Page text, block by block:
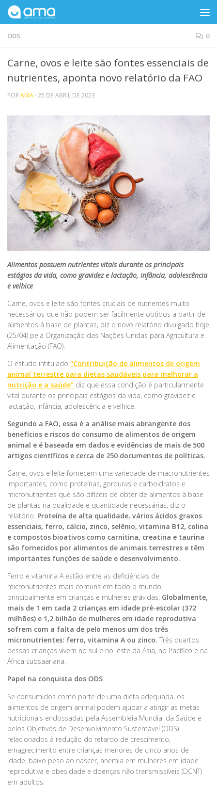
Skip to content
ODS 0
Carne, ovos e leite são fontes essenciais de
nutrientes, aponta novo relatório da FAO
PORAMA · 25 DE ABRIL DE 2023
Alimentos possuem nutrientes vitais durante os principais
estágios da vida, como gravidez e lactação, infância, adolescência
e velhice
Carne, ovos e leite são fontes cruciais de nutrientes muito
necessários que não podem ser facilmente obtidos a partir de
alimentos à base de plantas, diz o novo relatório divulgado hoje
(25/04) pela Organização das Nações Unidas para Agricultura e
Alimentação (FAO).
O estudo intitulado “Contribuição de alimentos de origem
animal terrestre para dietas saudáveis ​​para melhorar a
nutrição e a saúde” diz que essa condição é particularmente
vital durante os principais estágios da vida, como gravidez e
lactação, infância, adolescência e velhice.
Segundo a FAO, essa é a análise mais abrangente dos
benefícios e riscos do consumo de alimentos de origem
animal e é baseada em dados e evidências de mais de 500
artigos científicos e cerca de 250 documentos de políticas.
Carne, ovos e leite fornecem uma variedade de macronutrientes
importantes, como proteínas, gorduras e carboidratos e
micronutrientes que são difíceis de obter de alimentos à base
de plantas na qualidade e quantidade necessárias, diz o
relatório. Proteína de alta qualidade, vários ácidos graxos
essenciais, ferro, cálcio, zinco, selênio, vitamina B12, colina
e compostos bioativos como carnitina, creatina e taurina
são fornecidos por alimentos de animais terrestres e têm
importantes funções de saúde e desenvolvimento.
Ferro e vitamina A estão entre as deficiências de
micronutrientes mais comuns em todo o mundo,
principalmente em crianças e mulheres grávidas. Globalmente,
mais de 1 em cada 2 crianças em idade pré-escolar (372
milhões) e 1,2 bilhão de mulheres em idade reprodutiva
sofrem com a falta de pelo menos um dos três
micronutrientes: ferro, vitamina A ou zinco. Três quartos
dessas crianças vivem no sul e no leste da Ásia, no Pacífico e na
África subsaariana.
Papel na conquista dos ODS
Se consumidos como parte de uma dieta adequada, os
alimentos de origem animal podem ajudar a atingir as metas
nutricionais endossadas pela Assembleia Mundial da Saúde e
pelos Objetivos de Desenvolvimento Sustentável (ODS)
relacionados à redução do retardo de crescimento,
emagrecimento entre crianças menores de cinco anos de
idade, baixo peso ao nascer, anemia em mulheres em idade
reprodutiva e obesidade e doenças não transmissíveis (DCNT)
em adultos.